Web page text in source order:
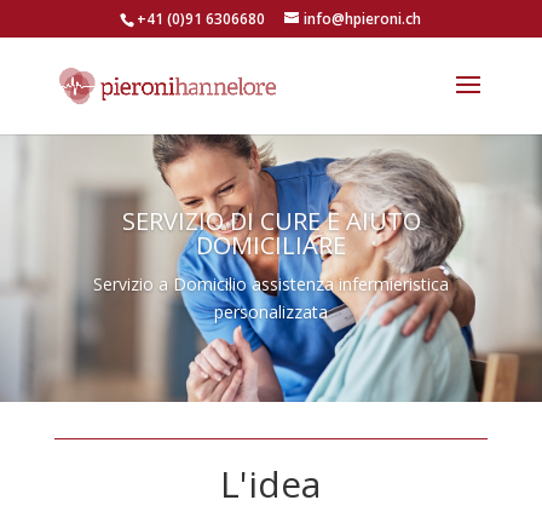
+41 (0)91 6306680 info@hpieroni.ch
SERVIZIO DI CURE E AIUTO
DOMICILIARE
Servizio a Domicilio assistenza infermieristica
personalizzata
L'idea